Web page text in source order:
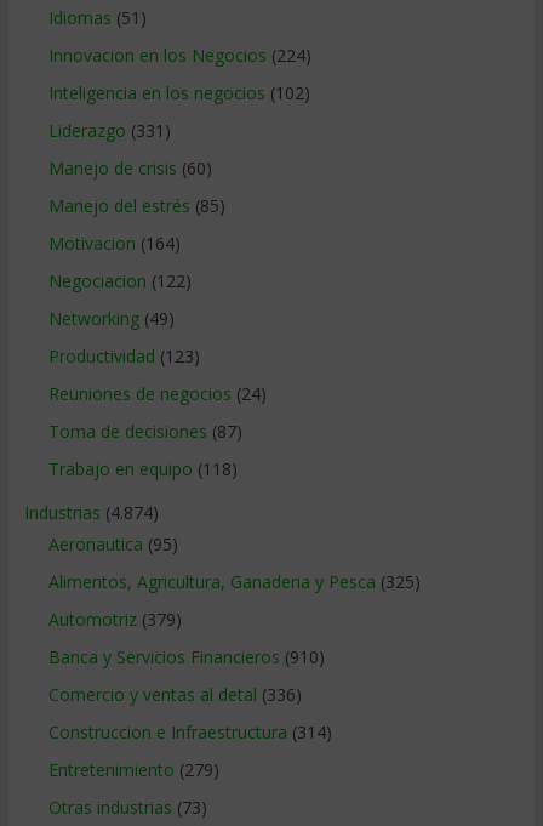
Idiomas (51)
Innovacion en los Negocios (224)
Inteligencia en los negocios (102)
Liderazgo (331)
Manejo de crisis (60)
Manejo del estrés (85)
Motivacion (164)
Negociacion (122)
Networking(49)
Productividad (123)
Reuniones de negocios (24)
Toma de decisiones (87)
Trabajo en equipo (118)
Industrias (4.874)
Aeronautica (95)
Alimentos, Agricultura, Ganaderia y Pesca (325)
Automotriz(379)
Banca y Servicios Financieros (910)
Comercio y ventas al detal (336)
Construccion e Infraestructura (314)
Entretenimiento (279)
Otras industrias (73)